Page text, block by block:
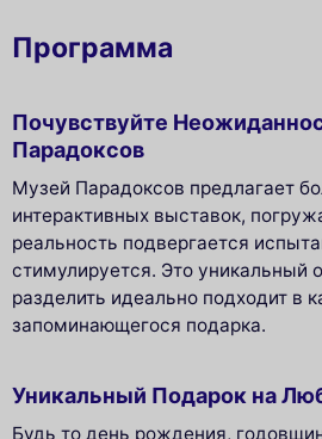
Программа
Почувствуйте
Парадоксов
Музей Парадоксов предлагает
интерактивных выставок,
реальность подвергается
стимулируется. Это уникальный
разделить идеально подходит в
запоминающегося подарка.
Уникальный Подарок на
Будь то день рождения,